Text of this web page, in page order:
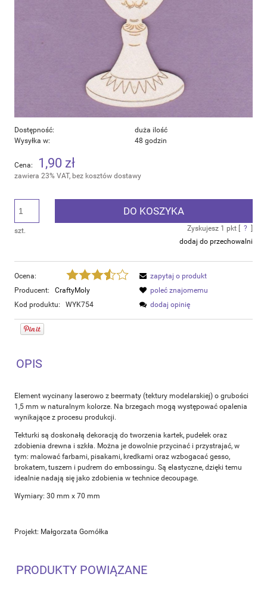
Dostępność:
duża ilość
Wysyłka w:
48 godzin
Cena: 1,90 zł
zawiera 23% VAT, bez kosztów dostawy
szt.
DO KOSZYKA
Zyskujesz 1 pkt [ ?
dodaj do przechowalni
Ocena:
Producent:
CraftyMoly
Kod produktu:
WYK754
zapytaj o produkt
poleć znajomemu
dodaj opinię
OPIS
Element wycinany laserowo z beermaty (tektury modelarskiej) o grubości
1,5 mm w naturalnym kolorze. Na brzegach mogą występować opalenia
wynikające z procesu produkcji.
Tekturki są doskonałą dekoracją do tworzenia kartek, pudełek oraz
zdobienia drewna i szkła. Można je dowolnie przycinać i przystrajać, w
tym: malować farbami, pisakami, kredkami oraz wzbogacać gesso,
brokatem, tuszem i pudrem do embossingu. Są elastyczne, dzięki temu
idealnie nadają się jako zdobienia w technice decoupage.
Wymiary: 30 mm x 70 mm
Projekt: Małgorzata Gomółka
PRODUKTY POWIĄZANE